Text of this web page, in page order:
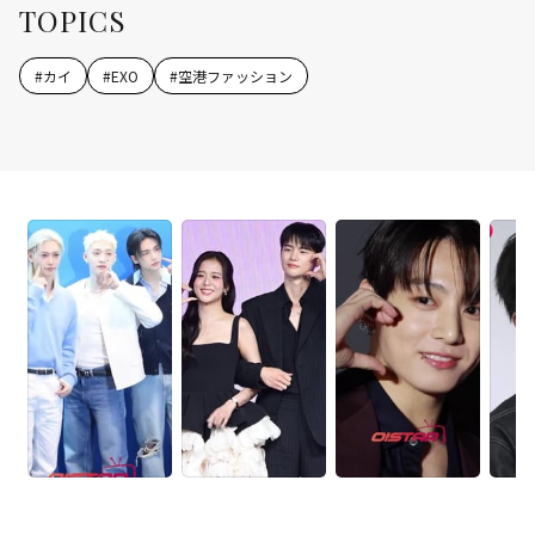
TOPICS
#カイ #EXO #空港ファッション